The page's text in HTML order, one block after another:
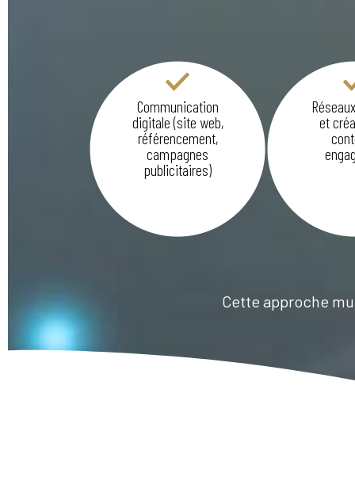
Communication
digitale (site web,
référencement,
campagnes
publicitaires)
et
Cette approche